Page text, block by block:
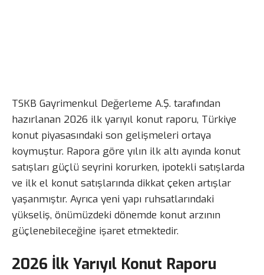
TSKB Gayrimenkul Değerleme A.Ş. tarafından
hazırlanan 2026 ilk yarıyıl konut raporu, Türkiye
konut piyasasındaki son gelişmeleri ortaya
koymuştur. Rapora göre yılın ilk altı ayında konut
satışları güçlü seyrini korurken, ipotekli satışlarda
ve ilk el konut satışlarında dikkat çeken artışlar
yaşanmıştır. Ayrıca yeni yapı ruhsatlarındaki
yükseliş, önümüzdeki dönemde konut arzının
güçlenebileceğine işaret etmektedir.
2026 İlk Yarıyıl Konut Raporu